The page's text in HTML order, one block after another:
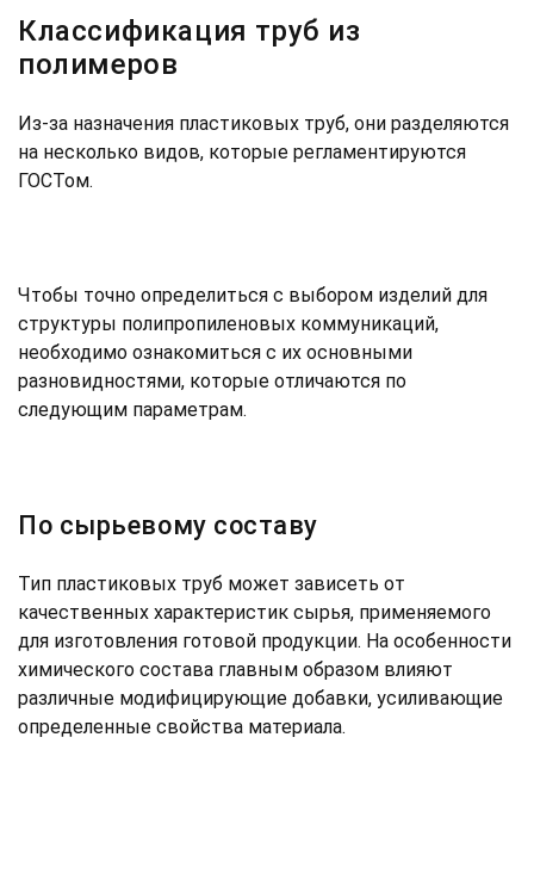
Классификация труб из
полимеров
Из-за назначения пластиковых труб, они разделяются
на несколько видов, которые регламентируются
ГОСТом.
Чтобы точно определиться с выбором изделий для
структуры полипропиленовых коммуникаций,
необходимо ознакомиться с их основными
разновидностями, которые отличаются по
следующим параметрам.
По сырьевому составу
Тип пластиковых труб может зависеть от
качественных характеристик сырья, применяемого
для изготовления готовой продукции. На особенности
химического состава главным образом влияют
различные модифицирующие добавки, усиливающие
определенные свойства материала.